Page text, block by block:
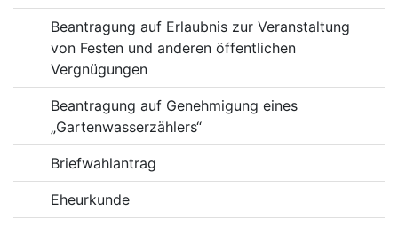
Beantragung auf Erlaubnis zur Veranstaltung
von Festen und anderen öffentlichen
Vergnügungen
Beantragung auf Genehmigung eines
„Gartenwasserzählers“
Briefwahlantrag
Eheurkunde